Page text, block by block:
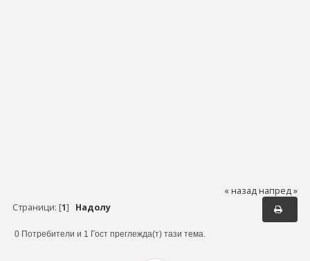
« назад напред »
Страници: [1] Надолу
0 Потребители и 1 Гост преглежда(т) тази тема.